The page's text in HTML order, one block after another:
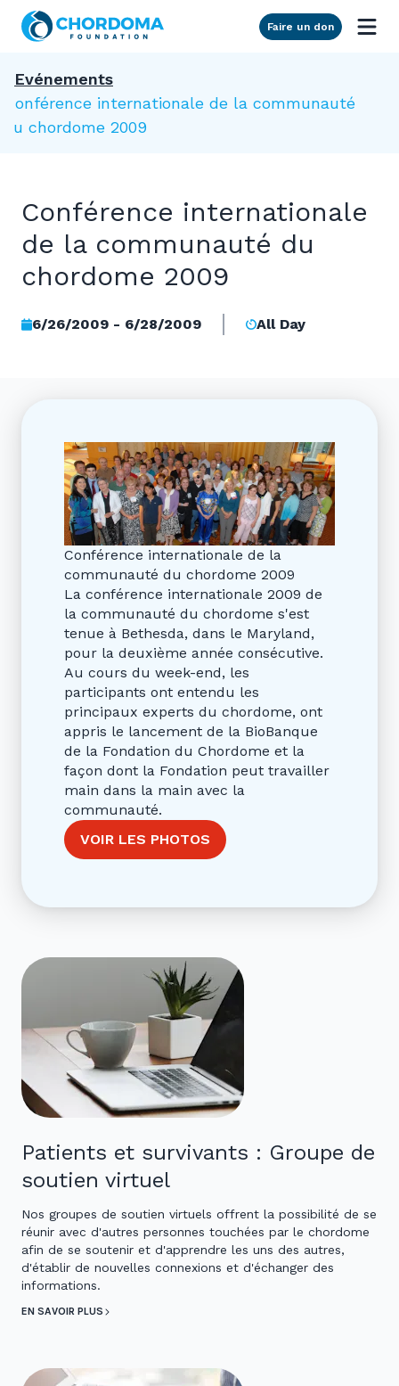
Skip to Main Content
Faire un don
Evénements
Conférence internationale de la communauté
du chordome 2009
Conférence internationale
de la communauté du
chordome 2009
6/26/2009 - 6/28/2009 All Day
Conférence internationale de la
communauté du chordome 2009
La conférence internationale 2009 de
la communauté du chordome s'est
tenue à Bethesda, dans le Maryland,
pour la deuxième année consécutive.
Au cours du week-end, les
participants ont entendu les
principaux experts du chordome, ont
appris le lancement de la BioBanque
de la Fondation du Chordome et la
façon dont la Fondation peut travailler
main dans la main avec la
communauté.
VOIR LES PHOTOS
Patients et survivants : Groupe de
soutien virtuel
Nos groupes de soutien virtuels offrent la possibilité de se
réunir avec d'autres personnes touchées par le chordome
afin de se soutenir et d'apprendre les uns des autres,
d'établir de nouvelles connexions et d'échanger des
informations.
EN SAVOIR PLUS